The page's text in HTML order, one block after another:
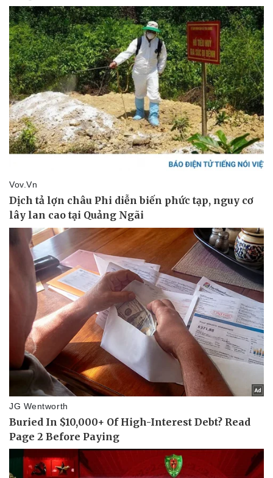
Pháp luật
Vụ án
Tin nóng
Tư vấn luật
Quân sự - Quốc phòng
Vũ khí
Việt Nam
Phân tích